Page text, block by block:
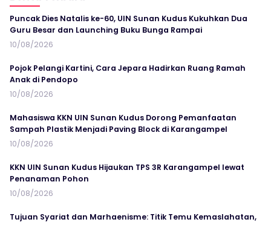
Puncak Dies Natalis ke-60, UIN Sunan Kudus Kukuhkan Dua
Guru Besar dan Launching Buku Bunga Rampai
10/08/2026
Pojok Pelangi Kartini, Cara Jepara Hadirkan Ruang Ramah
Anak di Pendopo
10/08/2026
Mahasiswa KKN UIN Sunan Kudus Dorong Pemanfaatan
Sampah Plastik Menjadi Paving Block di Karangampel
10/08/2026
KKN UIN Sunan Kudus Hijaukan TPS 3R Karangampel lewat
Penanaman Pohon
10/08/2026
Tujuan Syariat dan Marhaenisme: Titik Temu Kemaslahatan,